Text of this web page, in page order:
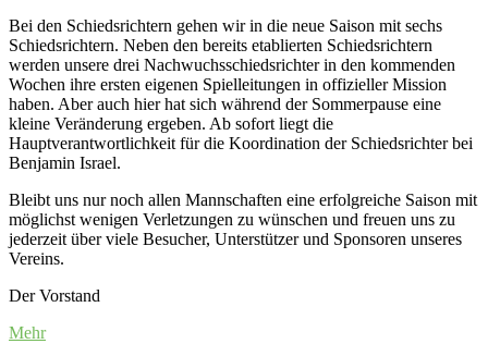
Bei den Schiedsrichtern gehen wir in die neue Saison mit sechs
Schiedsrichtern. Neben den bereits etablierten Schiedsrichtern
werden unsere drei Nachwuchsschiedsrichter in den kommenden
Wochen ihre ersten eigenen Spielleitungen in offizieller Mission
haben. Aber auch hier hat sich während der Sommerpause eine
kleine Veränderung ergeben. Ab sofort liegt die
Hauptverantwortlichkeit für die Koordination der Schiedsrichter bei
Benjamin Israel.
Bleibt uns nur noch allen Mannschaften eine erfolgreiche Saison mit
möglichst wenigen Verletzungen zu wünschen und freuen uns zu
jederzeit über viele Besucher, Unterstützer und Sponsoren unseres
Vereins.
Der Vorstand
Mehr